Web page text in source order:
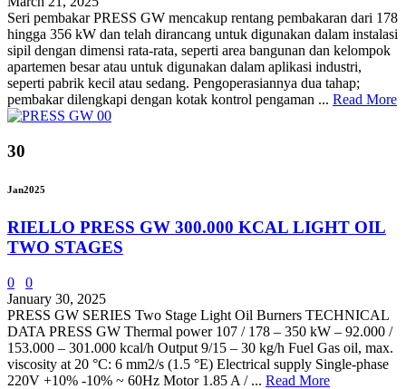
Seri pembakar PRESS GW mencakup rentang pembakaran dari 178
hingga 356 kW dan telah dirancang untuk digunakan dalam instalasi
sipil dengan dimensi rata-rata, seperti area bangunan dan kelompok
apartemen besar atau untuk digunakan dalam aplikasi industri,
seperti pabrik kecil atau sedang. Pengoperasiannya dua tahap;
pembakar dilengkapi dengan kotak kontrol pengaman ... Read More
30
Jan2025
RIELLO PRESS GW 300.000 KCAL LIGHT OIL
TWO STAGES
0
0
January 30, 2025
PRESS GW SERIES Two Stage Light Oil Burners TECHNICAL
DATA PRESS GW Thermal power 107 / 178 – 350 kW – 92.000 /
153.000 – 301.000 kcal/h Output 9/15 – 30 kg/h Fuel Gas oil, max.
viscosity at 20 °C: 6 mm2/s (1.5 °E) Electrical supply Single-phase
220V +10% -10% ~ 60Hz Motor 1.85 A / ... Read More